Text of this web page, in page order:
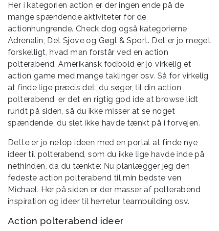
Her i kategorien action er der ingen ende på de
mange spændende aktiviteter for de
actionhungrende. Check dog også kategorierne
Adrenalin, Det Sjove og Gøgl & Sport. Det er jo meget
forskelligt, hvad man forstår ved en action
polterabend. Amerikansk fodbold er jo virkelig et
action game med mange taklinger osv. Så for virkelig
at finde lige præcis det, du søger, til din action
polterabend, er det en rigtig god ide at browse lidt
rundt på siden, så du ikke misser at se noget
spændende, du slet ikke havde tænkt på i forvejen.
Dette er jo netop ideen med en portal at finde nye
ideer til polterabend, som du ikke lige havde inde på
nethinden, da du tænkte: Nu planlægger jeg den
fedeste action polterabend til min bedste ven
Michael. Her på siden er der masser af polterabend
inspiration og ideer til herretur teambuilding osv.
Action polterabend ideer